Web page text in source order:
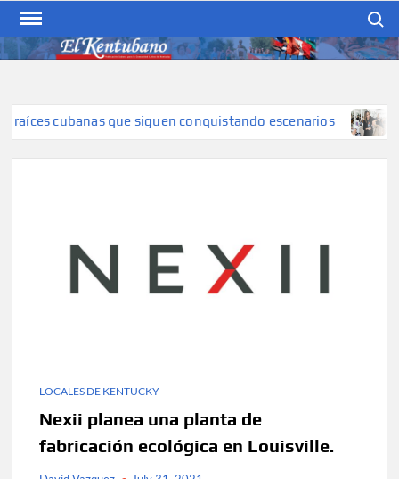
Skip
content
hispana de Kentucky
cubanas que siguen conquistando escenarios
LOCALES DE KENTUCKY
Nexii planea una planta de
fabricación ecológica en Louisville.